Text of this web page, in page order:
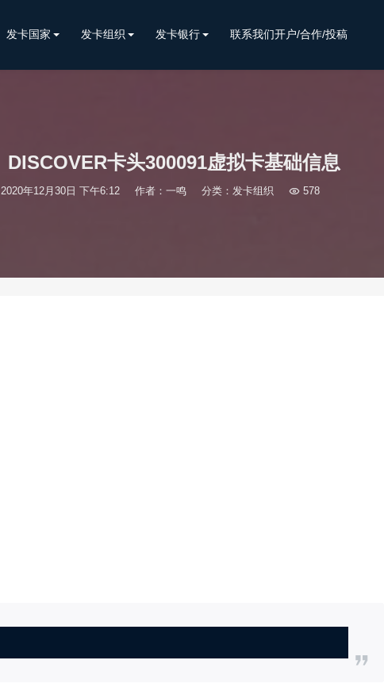
发卡国家 发卡组织 发卡银行 联系我们开户/合作/投稿
DISCOVER卡头300091虚拟卡基础信息
2020年12月30日 下午6:12 作者：一鸣 分类： 发卡组织  578